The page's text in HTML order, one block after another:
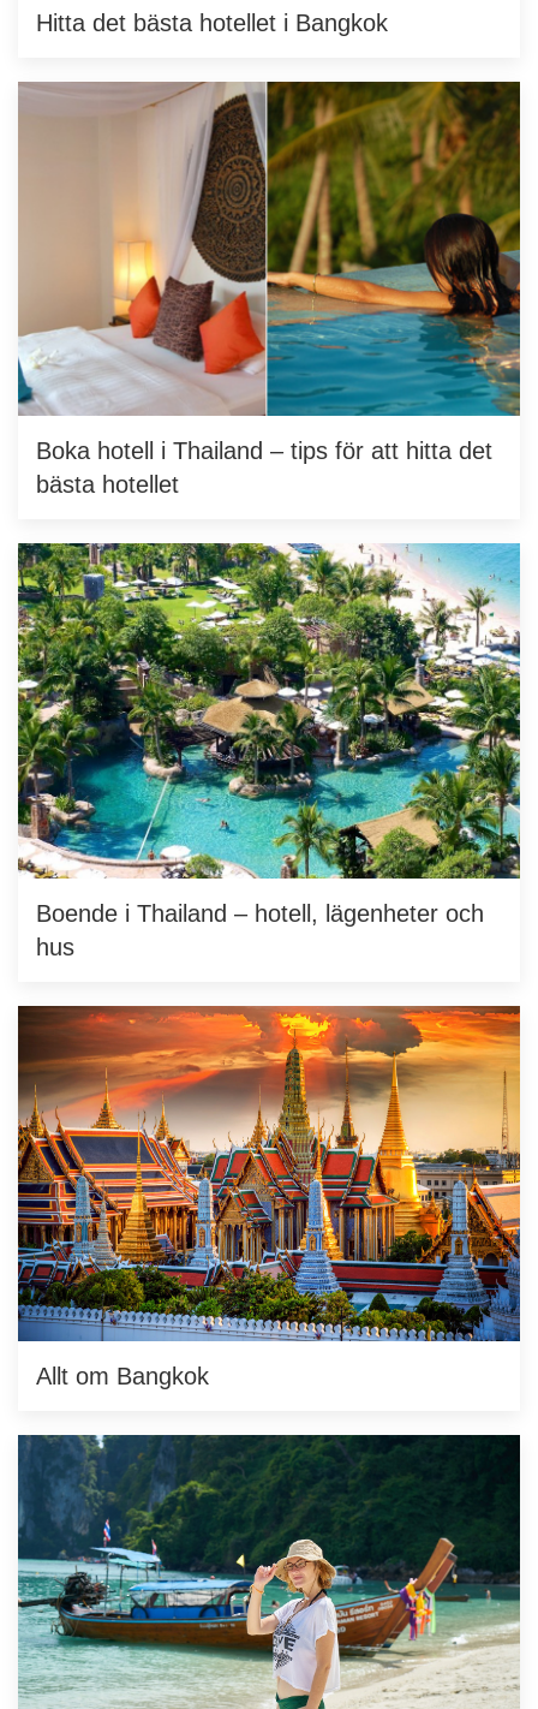
Hitta det bästa hotellet i Bangkok
Boka hotell i Thailand – tips för att hitta det
bästa hotellet
Boende i Thailand – hotell, lägenheter och
hus
Allt om Bangkok